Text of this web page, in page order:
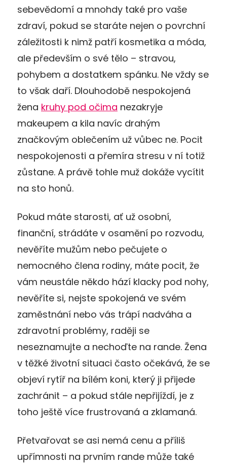
sebevědomí a mnohdy také pro vaše
zdraví, pokud se staráte nejen o povrchní
záležitosti k nimž patří kosmetika a móda,
ale především o své tělo – stravou,
pohybem a dostatkem spánku. Ne vždy se
to však daří. Dlouhodobě nespokojená
žena kruhy pod očima nezakryje
makeupem a kila navíc drahým
značkovým oblečením už vůbec ne. Pocit
nespokojenosti a přemíra stresu v ní totiž
zůstane. A právě tohle muž dokáže vycítit
na sto honů.
Pokud máte starosti, ať už osobní,
finanční, strádáte v osamění po rozvodu,
nevěříte mužům nebo pečujete o
nemocného člena rodiny, máte pocit, že
vám neustále někdo hází klacky pod nohy,
nevěříte si, nejste spokojená ve svém
zaměstnání nebo vás trápí nadváha a
zdravotní problémy, raději se
neseznamujte a nechoďte na rande. Žena
v těžké životní situaci často očekává, že se
objeví rytíř na bílém koni, který ji přijede
zachránit – a pokud stále nepřijíždí, je z
toho ještě více frustrovaná a zklamaná.
Přetvařovat se asi nemá cenu a příliš
upřímnosti na prvním rande může také